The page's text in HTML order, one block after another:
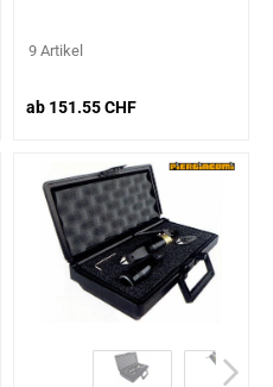
9 Artikel
ab 151.55 CHF